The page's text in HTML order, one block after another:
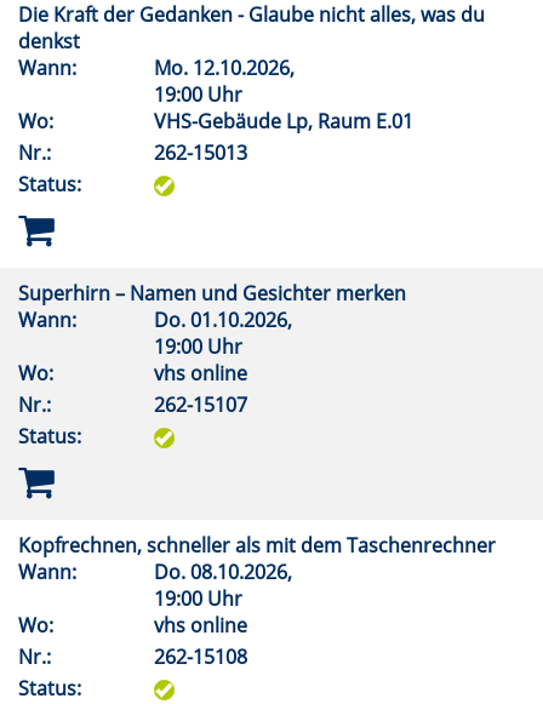
Die Kraft der Gedanken - Glaube nicht alles, was du
denkst
Wann:
Mo. 12.10.2026,
19:00 Uhr
Wo:
VHS-Gebäude Lp, Raum E.01
Nr.:
262-15013
Status:
Superhirn – Namen und Gesichter merken
Wann:
Do.01.10.2026,
19:00 Uhr
Wo:
vhs online
Nr.:
262-15107
Status:
Kopfrechnen, schneller als mit dem Taschenrechner
Wann:
Do.08.10.2026,
19:00 Uhr
Wo:
vhs online
Nr.:
262-15108
Status: